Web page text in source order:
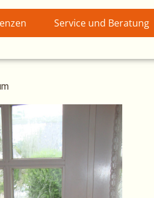
Service und Beratung